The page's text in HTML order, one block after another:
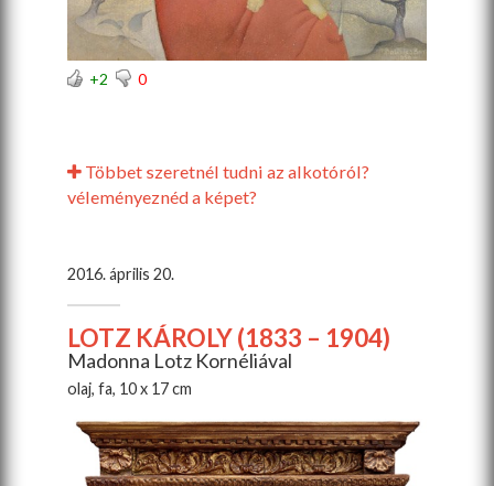
+2 0
Többet szeretnél tudni az alkotóról?
véleményeznéd a képet?
2016. április 20.
LOTZ KÁROLY (1833 – 1904)
Madonna Lotz Kornéliával
olaj, fa, 10 x 17 cm